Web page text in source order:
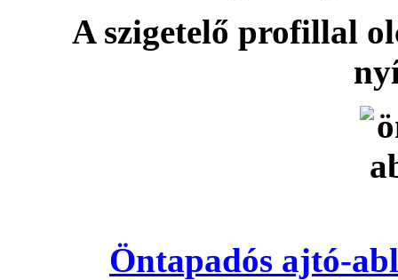
A szigetelő profillal
Öntapadós ajtó-